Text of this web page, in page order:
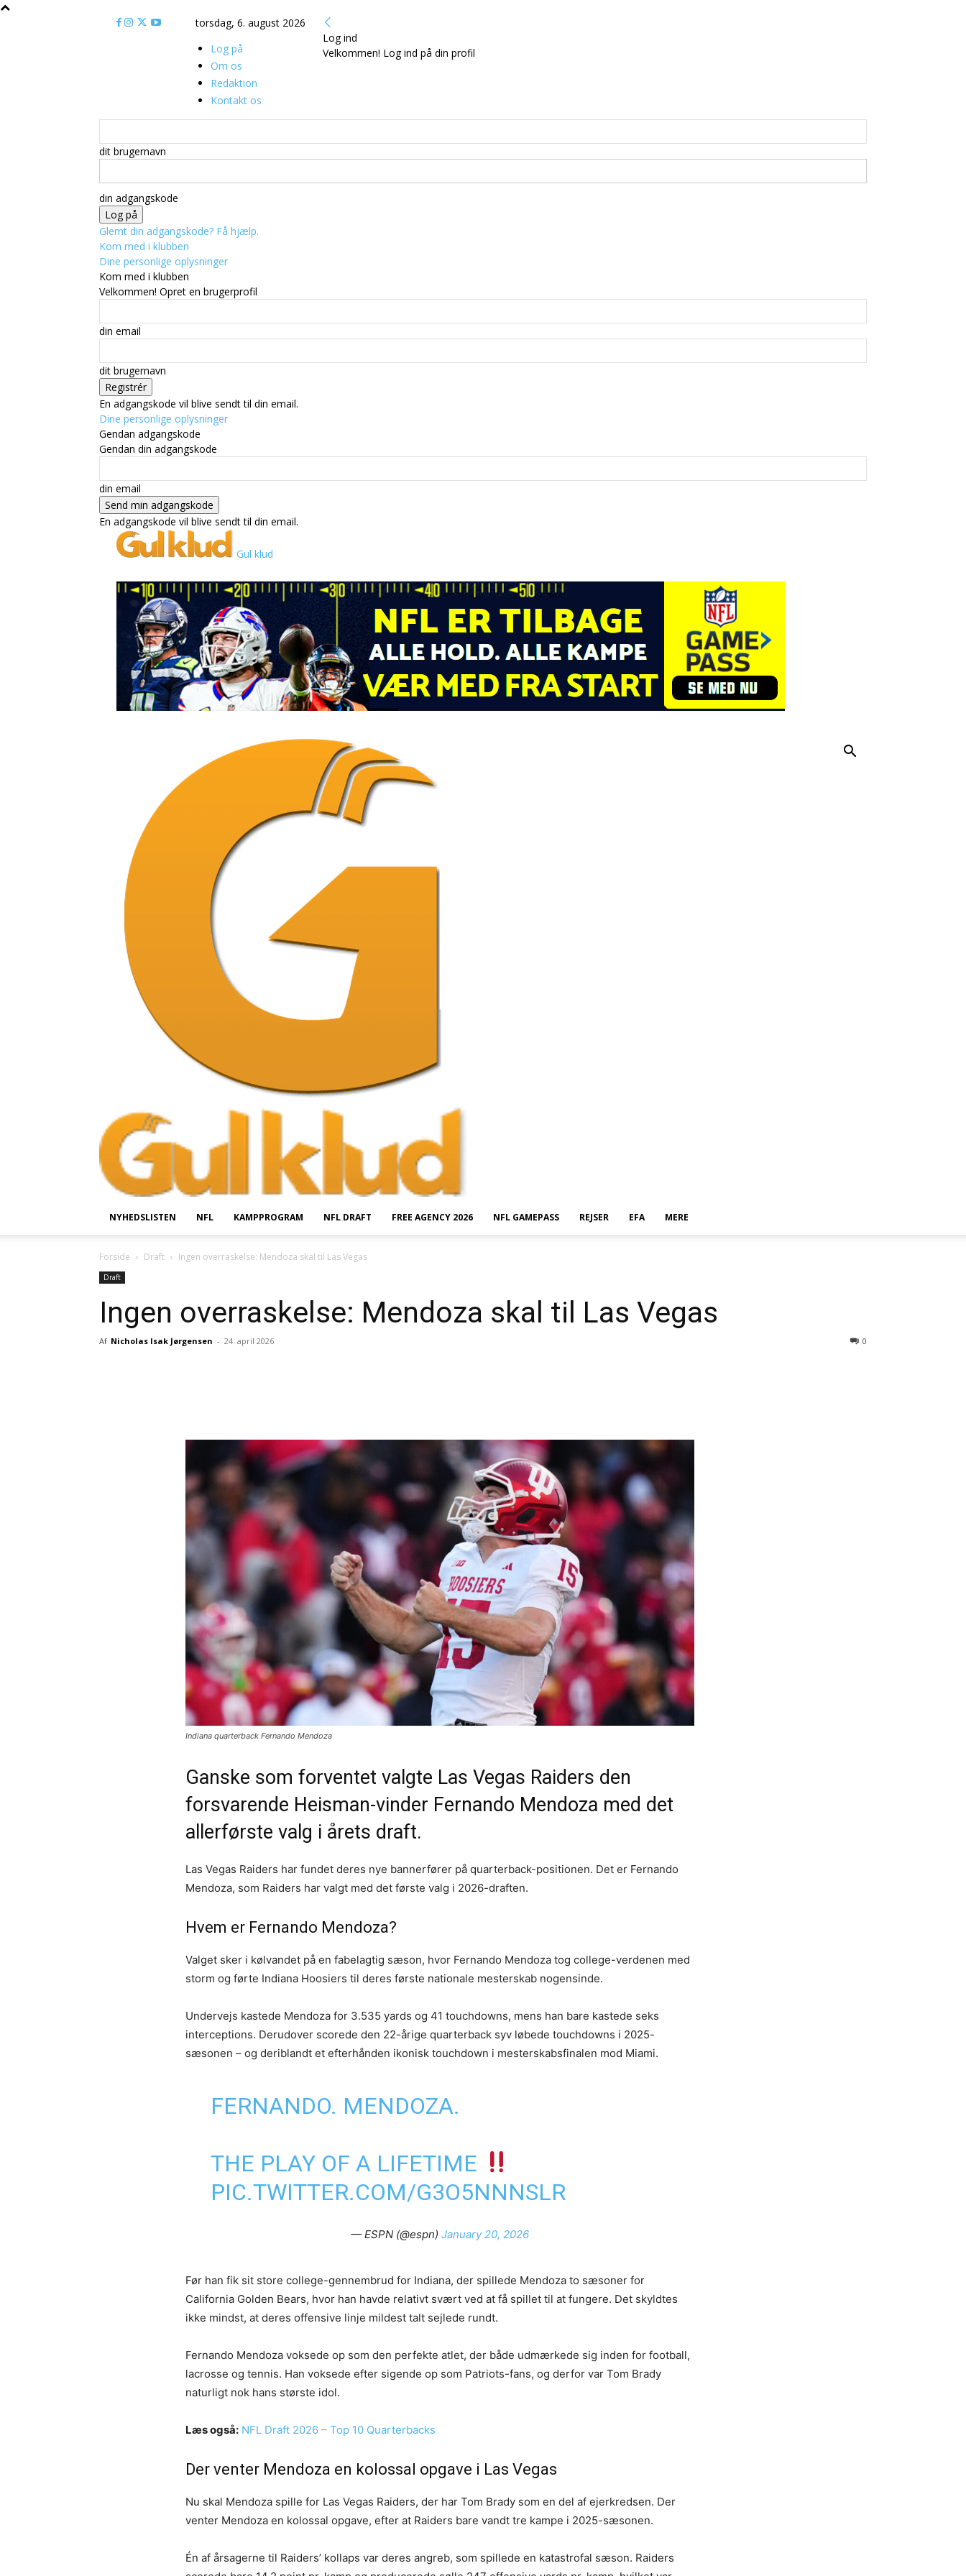
torsdag, 6. august 2026
Log på
Om os
Redaktion
Kontakt os
Log ind
Velkommen! Log ind på din profil
dit brugernavn
din adgangskode
Glemt din adgangskode? Få hjælp.
Kom med i klubben
Dine personlige oplysninger
Kom med i klubben
Velkommen! Opret en brugerprofil
din email
dit brugernavn
En adgangskode vil blive sendt til din email.
Dine personlige oplysninger
Gendan adgangskode
Gendan din adgangskode
din email
En adgangskode vil blive sendt til din email.
Gul klud
NYHEDSLISTEN NFL KAMPPROGRAM NFL DRAFT FREE AGENCY 2026 NFL GAMEPASS REJSER EFA MERE
Forside Draft Ingen overraskelse: Mendoza skal til Las Vegas
Draft
Ingen overraskelse: Mendoza skal til Las Vegas
Af Nicholas Isak Jørgensen - 24. april 2026 0
Indiana quarterback Fernando Mendoza
Ganske som forventet valgte Las Vegas Raiders den
forsvarende Heisman-vinder Fernando Mendoza med det
allerførste valg i årets draft.
Las Vegas Raiders har fundet deres nye bannerfører på quarterback-positionen. Det er Fernando
Mendoza, som Raiders har valgt med det første valg i 2026-draften.
Hvem er Fernando Mendoza?
Valget sker i kølvandet på en fabelagtig sæson, hvor Fernando Mendoza tog college-verdenen med
storm og førte Indiana Hoosiers til deres første nationale mesterskab nogensinde.
Undervejs kastede Mendoza for 3.535 yards og 41 touchdowns, mens han bare kastede seks
interceptions. Derudover scorede den 22-årige quarterback syv løbede touchdowns i 2025-
sæsonen – og deriblandt et efterhånden ikonisk touchdown i mesterskabsfinalen mod Miami.
FERNANDO. MENDOZA.
THE PLAY OF A LIFETIME
PIC.TWITTER.COM/G3O5NNNSLR
— ESPN (@espn) January 20, 2026
Før han fik sit store college-gennembrud for Indiana, der spillede Mendoza to sæsoner for
California Golden Bears, hvor han havde relativt svært ved at få spillet til at fungere. Det skyldtes
ikke mindst, at deres offensive linje mildest talt sejlede rundt.
Fernando Mendoza voksede op som den perfekte atlet, der både udmærkede sig inden for football,
lacrosse og tennis. Han voksede efter sigende op som Patriots-fans, og derfor var Tom Brady
naturligt nok hans største idol.
Læs også: NFL Draft 2026 – Top 10 Quarterbacks
Der venter Mendoza en kolossal opgave i Las Vegas
Nu skal Mendoza spille for Las Vegas Raiders, der har Tom Brady som en del af ejerkredsen. Der
venter Mendoza en kolossal opgave, efter at Raiders bare vandt tre kampe i 2025-sæsonen.
Én af årsagerne til Raiders’ kollaps var deres angreb, som spillede en katastrofal sæson. Raiders